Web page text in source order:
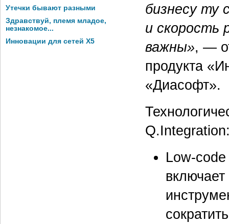
Утечки бывают разными
Здравствуй, племя младое,
незнакомое...
Инновации для сетей X5
бизнесу ту
и скорость
важны», —
продукта
«Диасофт».
Low-